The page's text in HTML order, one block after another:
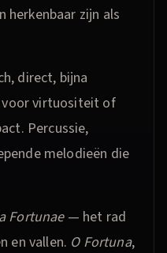
herkenbaar zijn als
direct, bijna
voor virtuositeit of
Percussie,
melodieën die
Fortunae— het rad
en vallen. O Fortuna,